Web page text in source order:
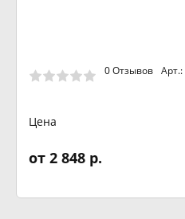
0 Отзывов Арт.:
Цена
от 2 848 р.